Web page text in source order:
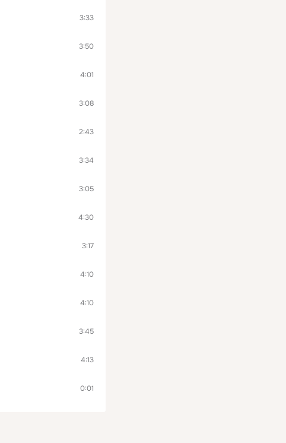
3:33
3:50
4:01
3:08
2:43
3:34
3:05
4:30
3:17
4:10
4:10
3:45
4:13
0:01